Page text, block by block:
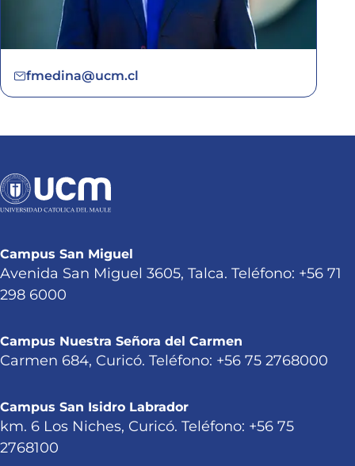
fmedina@ucm.cl
Campus San Miguel
Avenida San Miguel 3605, Talca. Teléfono: +56 71
298 6000
Campus Nuestra Señora del Carmen
Carmen 684, Curicó. Teléfono: +56 75 2768000
Campus San Isidro Labrador
km. 6 Los Niches, Curicó. Teléfono: +56 75
2768100